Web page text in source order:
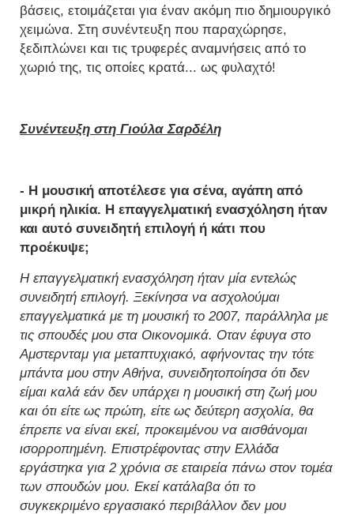
βάσεις, ετοιμάζεται για έναν ακόμη πιο δημιουργικό
χειμώνα. Στη συνέντευξη που παραχώρησε,
ξεδιπλώνει και τις τρυφερές αναμνήσεις από το
χωριό της, τις οποίες κρατά... ως φυλαχτό!
Συνέντευξη στη Γιούλα Σαρδέλη
- Η μουσική αποτέλεσε για σένα, αγάπη από
μικρή ηλικία. Η επαγγελματική ενασχόληση ήταν
και αυτό συνειδητή επιλογή ή κάτι που
προέκυψε;
Η επαγγελματική ενασχόληση ήταν μία εντελώς
συνειδητή επιλογή. Ξεκίνησα να ασχολούμαι
επαγγελματικά με τη μουσική το 2007, παράλληλα με
τις σπουδές μου στα Οικονομικά. Οταν έφυγα στο
Αμστερνταμ για μεταπτυχιακό, αφήνοντας την τότε
μπάντα μου στην Αθήνα, συνειδητοποίησα ότι δεν
είμαι καλά εάν δεν υπάρχει η μουσική στη ζωή μου
και ότι είτε ως πρώτη, είτε ως δεύτερη ασχολία, θα
έπρεπε να είναι εκεί, προκειμένου να αισθάνομαι
ισορροπημένη. Επιστρέφοντας στην Ελλάδα
εργάστηκα για 2 χρόνια σε εταιρεία πάνω στον τομέα
των σπουδών μου. Εκεί κατάλαβα ότι το
συγκεκριμένο εργασιακό περιβάλλον δεν μου